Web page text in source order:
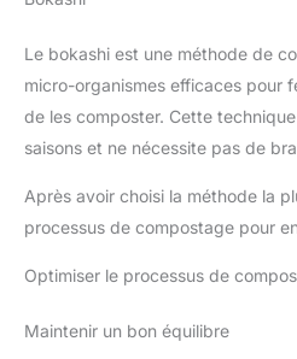
Le bokashi est une méthode de
micro-organismes efficaces pour
de les composter. Cette
saisons et ne nécessite pas de
Après avoir choisi la méthode la
processus de compostage pour
Optimiser le processus de
Maintenir un bon équilibre